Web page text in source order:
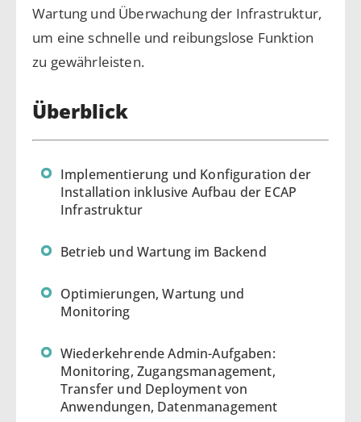
Wartung und Überwachung der Infrastruktur,
um eine schnelle und reibungslose Funktion
zu gewährleisten.
Überblick
Implementierung und Konfiguration der
Installation inklusive Aufbau der ECAP
Infrastruktur
Betrieb und Wartung im Backend
Optimierungen, Wartung und
Monitoring
Wiederkehrende Admin-Aufgaben:
Monitoring, Zugangsmanagement,
Transfer und Deployment von
Anwendungen, Datenmanagement